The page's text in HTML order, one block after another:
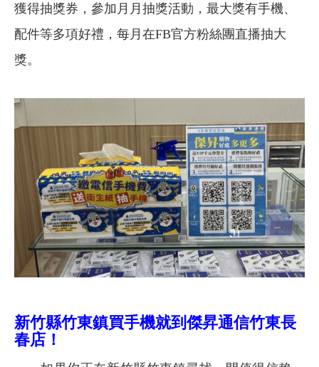
獲得抽獎券，參加月月抽獎活動，最大獎有手機、
配件等多項好禮，每月在FB官方粉絲團直播抽大
獎。
新竹縣竹東鎮買手機就到傑昇通信竹東長
春店 ！